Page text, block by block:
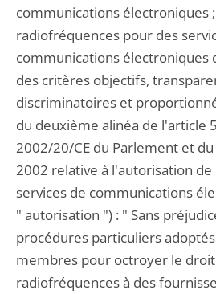
communications électroniques
radiofréquences pour des
communications électroniques
des critères objectifs,
discriminatoires et
du deuxième alinéa de l'article
2002/20/CE du Parlement et
2002 relative à l'autorisation
services de communications
" autorisation ") : " Sans
procédures particuliers
membres pour octroyer le
radiofréquences à des